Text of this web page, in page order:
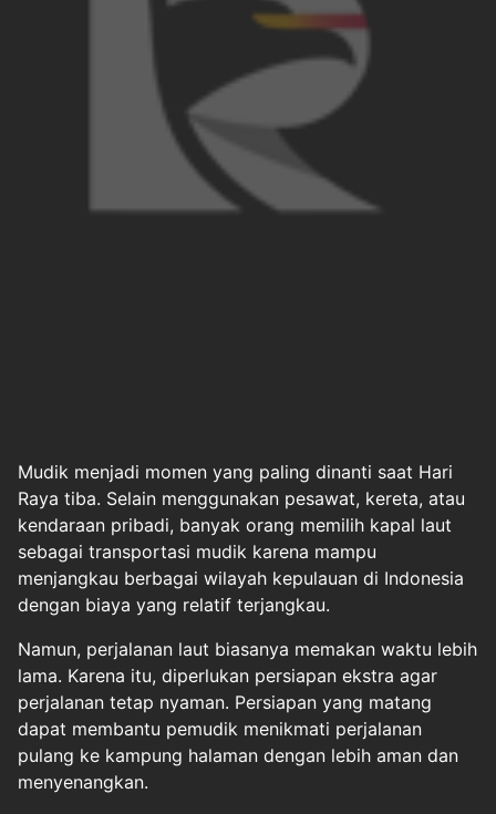
Mudik menjadi momen yang paling dinanti saat Hari
Raya tiba. Selain menggunakan pesawat, kereta, atau
kendaraan pribadi, banyak orang memilih kapal laut
sebagai transportasi mudik karena mampu
menjangkau berbagai wilayah kepulauan di Indonesia
dengan biaya yang relatif terjangkau.
Namun, perjalanan laut biasanya memakan waktu lebih
lama. Karena itu, diperlukan persiapan ekstra agar
perjalanan tetap nyaman. Persiapan yang matang
dapat membantu pemudik menikmati perjalanan
pulang ke kampung halaman dengan lebih aman dan
menyenangkan.